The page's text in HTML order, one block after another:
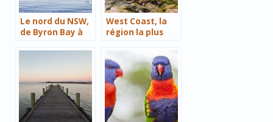
Le nord du NSW,
de Byron Bay à
West Coast, la
région la plus
Zélande